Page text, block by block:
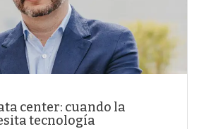
center: cuando la
tecnología